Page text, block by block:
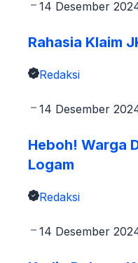
14 Desember
Rahasia Klaim
Redaksi
14 Desember
Heboh! Warga
Logam
Redaksi
14 Desember